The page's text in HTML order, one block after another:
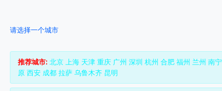
请选择一个城市
推荐城市: 北京 上海 天津 重庆 广州 深圳 杭州 合肥 福州 兰州 南宁
原 西安 成都 拉萨 乌鲁木齐 昆明